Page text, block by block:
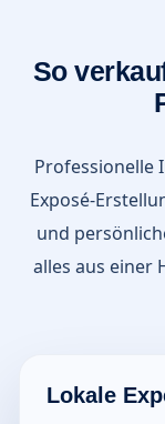
So
Professionelle
Exposé-
und
alles aus einer
Lokale